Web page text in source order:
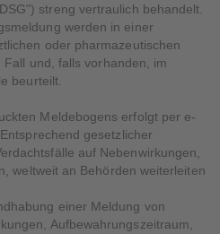
streng vertraulich behandelt.
werden in einer
oder pharmazeutischen
und, falls vorhanden, im
beurteilt.
Meldebogens erfolgt per e-
gesetzlicher
auf Nebenwirkungen,
weltweit an Behörden weiterleiten
einer Meldung von
Aufbewahrungszeitraum,